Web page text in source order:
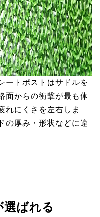
ートポストはサドルを
面からの衝撃が最も体
れにくさを左右しま
の厚み・形状などに違
ばれる